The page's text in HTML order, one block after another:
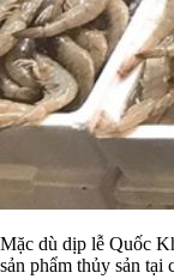
Mặc dù dịp lễ Quốc
sản phẩm thủy sản tại